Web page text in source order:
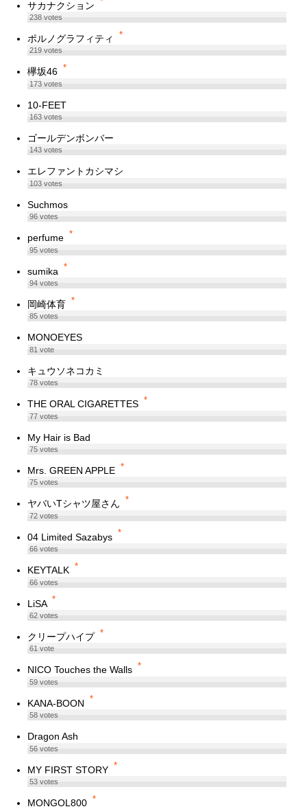
サカナクション
238votes
ポルノグラフィティ *
219votes
欅坂46 *
173votes
10-FEET
163votes
ゴールデンボンバー
143votes
エレファントカシマシ
103votes
Suchmos
96votes
perfume *
95votes
sumika *
94votes
岡崎体育 *
85votes
MONOEYES
81vote
キュウソネコカミ
78votes
THE ORAL CIGARETTES *
77votes
My Hair is Bad
75votes
Mrs. GREEN APPLE *
75votes
ヤバいTシャツ屋さん *
72votes
04 Limited Sazabys *
66votes
KEYTALK *
66votes
LiSA *
62votes
クリープハイプ *
61vote
NICO Touches the Walls *
59votes
KANA-BOON *
58votes
Dragon Ash
56votes
MY FIRST STORY *
53votes
MONGOL800 *